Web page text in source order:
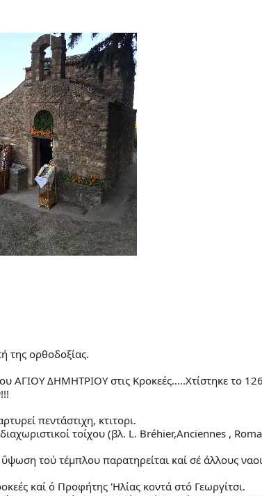
της ορθοδοξίας.
ΑΓΙΟΥ ΔΗΜΗΤΡΙΟΥ στις Κροκεές.....Χτίστηκε το
πεντάστιχη, κτιτορι.
τοίχου (βλ. L. Bréhier,Anciennes ,
τού τέμπλου παρατηρείται καί σέ άλλους
καί ό Προφήτης 'Ηλίας κοντά στό Γεωργίτσι.